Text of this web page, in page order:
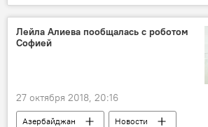
Происшествия
ЖИЗНЬ
Лейла Алиева пообщалась с роботом
Софией
27 октября 2018, 20:16
Азербайджан
Новости